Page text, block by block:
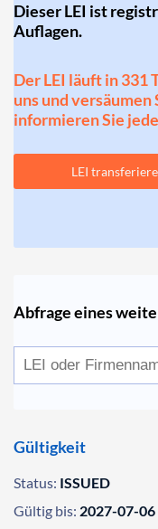
Dieser LEI ist
Auflagen.
Der LEI läuft in 331
uns und
informieren Sie
LEI
Abfrage eines
Gültigkeit
Status: ISSUED
Gültig bis: 2027-07-06